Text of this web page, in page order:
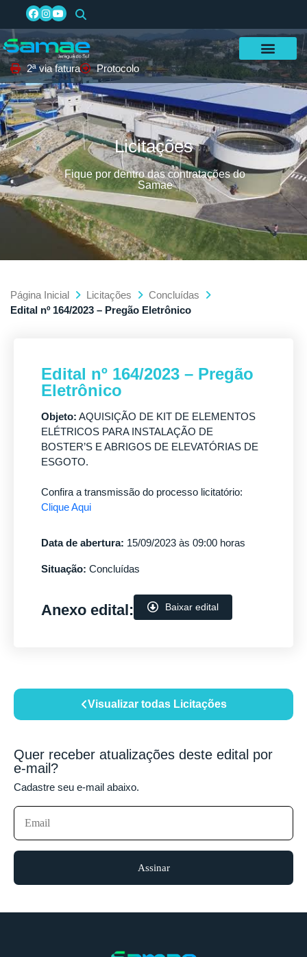
2ª via fatura Protocolo
Licitações
Fique por dentro das contratações do
Samae
Página Inicial Licitações
Concluídas
Edital nº 164/2023 – Pregão Eletrônico
Visualizar todas Licitações
Quer receber atualizações deste edital por
e-mail?
Cadastre seu e-mail abaixo.
Assinar
Edital nº 164/2023 – Pregão
Eletrônico
Objeto: AQUISIÇÃO DE KIT DE ELEMENTOS
ELÉTRICOS PARA INSTALAÇÃO DE
BOSTER’S E ABRIGOS DE ELEVATÓRIAS DE
ESGOTO.
Confira a transmissão do processo licitatório:
Clique Aqui
Data de abertura: 15/09/2023 às 09:00 horas
Situação: Concluídas
Anexo edital: Baixar edital